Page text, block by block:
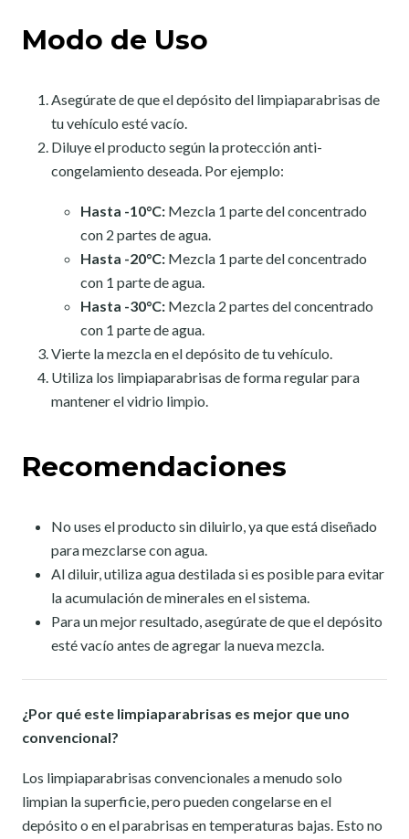
Modo de Uso
Asegúrate de que el depósito del limpiaparabrisas de
tu vehículo esté vacío.
Diluye el producto según la protección anti-
congelamiento deseada. Por ejemplo:
Hasta -10°C: Mezcla 1 parte del concentrado
con 2 partes de agua.
Hasta -20°C: Mezcla 1 parte del concentrado
con 1 parte de agua.
Hasta -30°C: Mezcla 2 partes del concentrado
con 1 parte de agua.
Vierte la mezcla en el depósito de tu vehículo.
Utiliza los limpiaparabrisas de forma regular para
mantener el vidrio limpio.
Recomendaciones
No uses el producto sin diluirlo, ya que está diseñado
para mezclarse con agua.
Al diluir, utiliza agua destilada si es posible para evitar
la acumulación de minerales en el sistema.
Para un mejor resultado, asegúrate de que el depósito
esté vacío antes de agregar la nueva mezcla.
¿Por qué este limpiaparabrisas es mejor que uno
convencional?
Los limpiaparabrisas convencionales a menudo solo
limpian la superficie, pero pueden congelarse en el
depósito o en el parabrisas en temperaturas bajas. Esto no